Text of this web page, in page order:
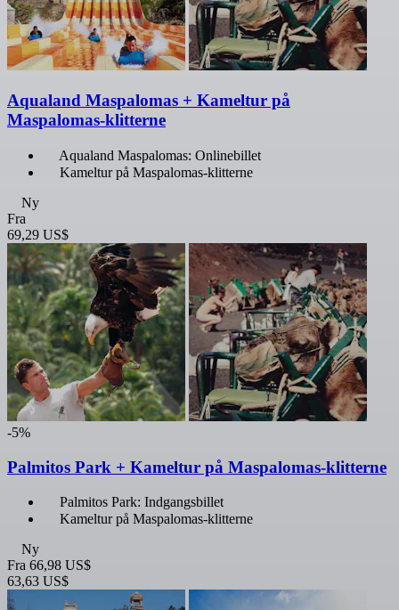
Aqualand Maspalomas + Kameltur på
Maspalomas-klitterne
Aqualand Maspalomas: Onlinebillet
Kameltur på Maspalomas-klitterne
Ny
Fra
69,29 US$
-5%
Palmitos Park + Kameltur på Maspalomas-klitterne
Palmitos Park: Indgangsbillet
Kameltur på Maspalomas-klitterne
Ny
Fra 66,98 US$
63,63 US$